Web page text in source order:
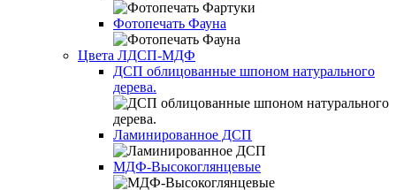
Фотопечать Фауна
Цвета ЛДСП-МДФ
ДСП облицованные шпоном натурального
дерева.
Ламинированное ДСП
МДФ-Высокоглянцевые